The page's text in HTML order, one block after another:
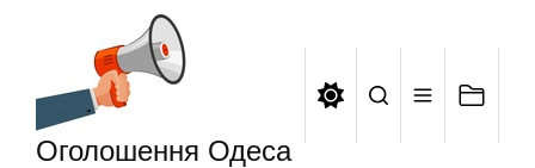
Оголошення Одеса